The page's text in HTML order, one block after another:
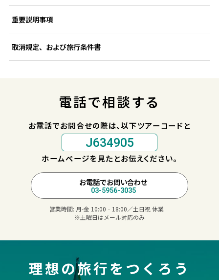
重要説明事項
取消規定、および旅行条件書
電話で相談する
お電話でお問合せの際は、以下ツアーコードと
J634905
ホームページを見たとお伝えください。
お電話でお問い合わせ
03-5956-3035
営業時間: 月-金 10:00‐18:00／土日祝 休業
※土曜日はメール対応のみ
理想の旅行をつくろう